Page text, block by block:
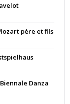
père et fils
Danza